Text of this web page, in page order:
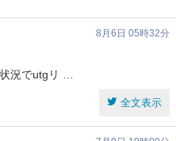
8月6日 05時32分
況でutgリ …
全文表示